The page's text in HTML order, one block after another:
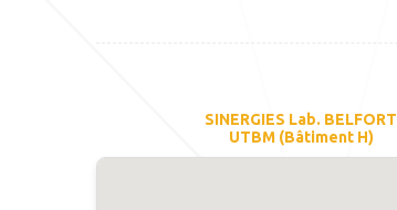
SINERGIES Lab. BELFORT
UTBM (Bâtiment H)